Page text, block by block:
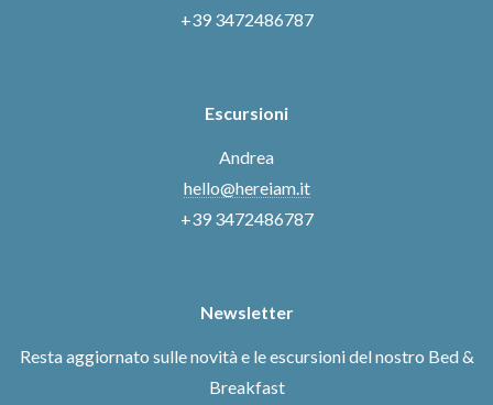
+39 3472486787
Escursioni
Andrea
hello@hereiam.it
+39 3472486787
Newsletter
Resta aggiornato sulle novità e le escursioni del nostro Bed &
Breakfast